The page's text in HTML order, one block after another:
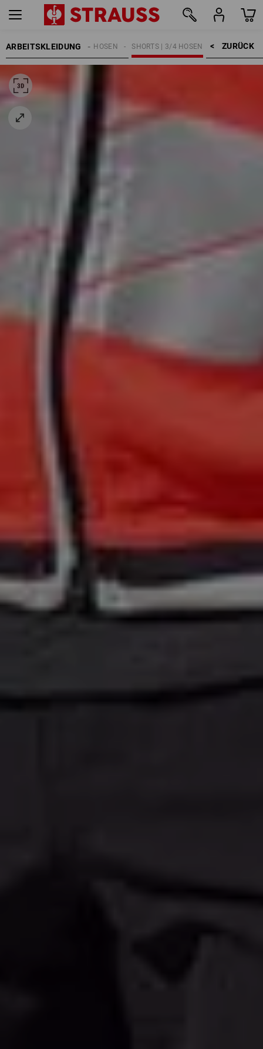
ARBEITSKLEIDUNG ZURÜCK    >
SHORTS | 3/4 HOSEN
ARBEITSHOSEN
HERREN